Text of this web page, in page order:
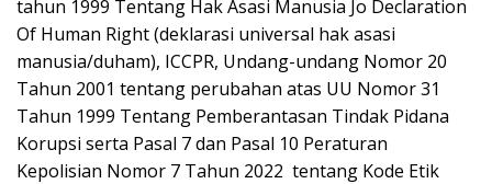
tahun 1999 Tentang Hak Asasi Manusia Jo Declaration
Of Human Right (deklarasi universal hak asasi
manusia/duham), ICCPR, Undang-undang Nomor 20
Tahun 2001 tentang perubahan atas UU Nomor 31
Tahun 1999 Tentang Pemberantasan Tindak Pidana
Korupsi serta Pasal 7 dan Pasal 10 Peraturan
Kepolisian Nomor 7 Tahun 2022 tentang Kode Etik